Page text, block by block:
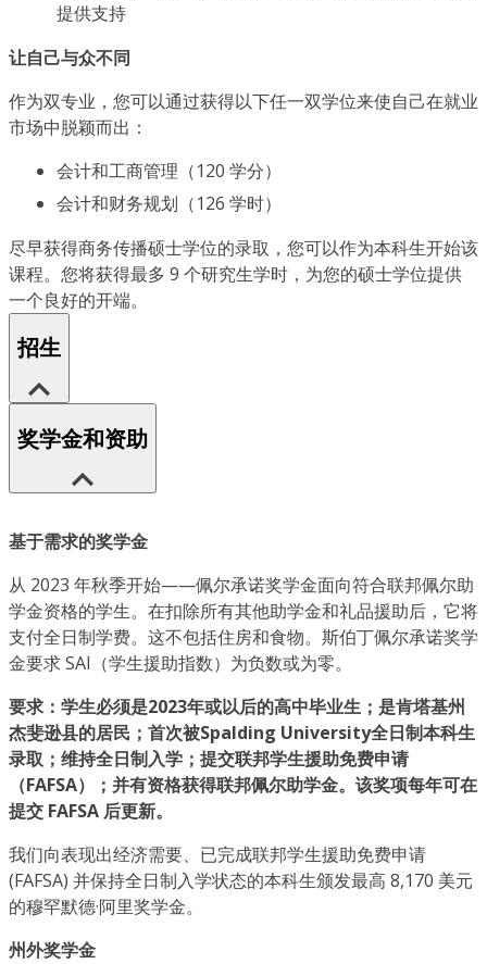
提供支持
让自己与众不同
作为双专业，您可以通过获得以下任一双学位来使自己在就业
市场中脱颖而出：
会计和工商管理（120 学分）
会计和财务规划（126 学时）
尽早获得商务传播硕士学位的录取，您可以作为本科生开始该
课程。您将获得最多 9 个研究生学时，为您的硕士学位提供
一个良好的开端。
招生
奖学金和资助
基于需求的奖学金
从 2023 年秋季开始——佩尔承诺奖学金面向符合联邦佩尔助
学金资格的学生。在扣除所有其他助学金和礼品援助后，它将
支付全日制学费。这不包括住房和食物。斯伯丁佩尔承诺奖学
金要求 SAI（学生援助指数）为负数或为零。
要求：学生必须是2023年或以后的高中毕业生；是肯塔基州
杰斐逊县的居民；首次被Spalding University全日制本科生
录取；维持全日制入学；提交联邦学生援助免费申请
（FAFSA）；并有资格获得联邦佩尔助学金。该奖项每年可在
提交 FAFSA 后更新。
我们向表现出经济需要、已完成联邦学生援助免费申请
(FAFSA) 并保持全日制入学状态的本科生颁发最高 8,170 美元
的穆罕默德·阿里奖学金。
州外奖学金